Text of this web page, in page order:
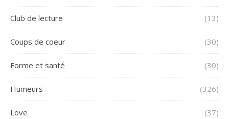
Club de lecture (13)
Coups de coeur (30)
Forme et santé (30)
Humeurs (326)
Love (37)